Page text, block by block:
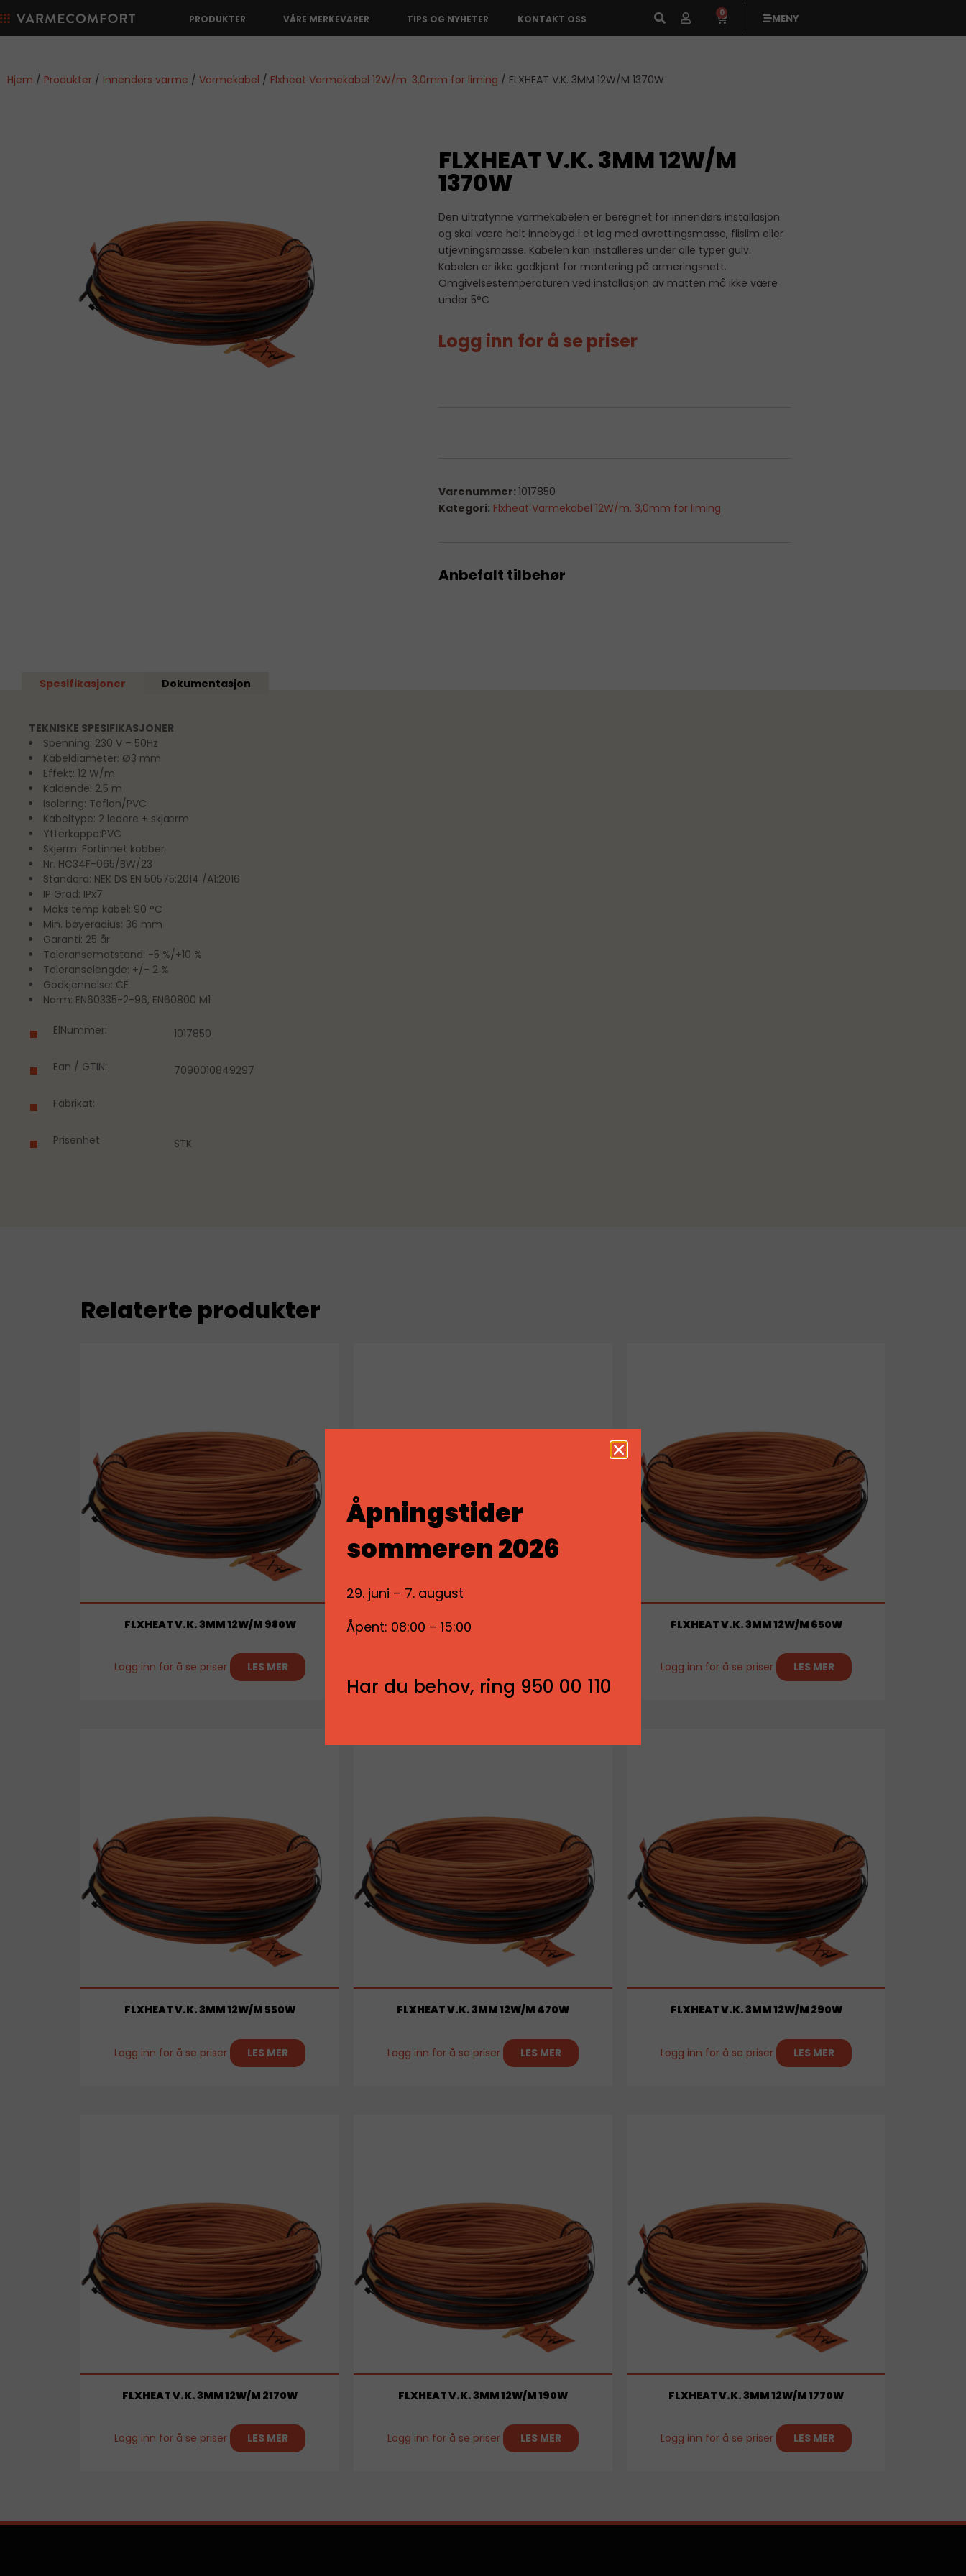
PRODUKTER VÅRE MERKEVARER TIPS OG NYHETER KONTAKT OSS 0 MENY
Hjem / Produkter / Innendørs varme / Varmekabel / Flxheat Varmekabel 12W/m. 3,0mm for liming / FLXHEAT V.K. 3MM 12W/M 1370W
FLXHEAT V.K. 3MM 12W/M
1370W
Den ultratynne varmekabelen er beregnet for innendørs installasjon
og skal være helt innebygd i et lag med avrettingsmasse, flislim eller
utjevningsmasse. Kabelen kan installeres under alle typer gulv.
Kabelen er ikke godkjent for montering på armeringsnett.
Omgivelsestemperaturen ved installasjon av matten må ikke være
under 5°C
Logg inn for å se priser
Varenummer: 1017850
Kategori: Flxheat Varmekabel 12W/m. 3,0mm for liming
Anbefalt tilbehør
Spesifikasjoner Dokumentasjon
TEKNISKE SPESIFIKASJONER
Spenning: 230 V – 50Hz
Kabeldiameter: Ø3 mm
Effekt: 12 W/m
Kaldende: 2,5 m
Isolering: Teflon/PVC
Kabeltype: 2 ledere + skjærm
Ytterkappe:PVC
Skjerm: Fortinnet kobber
Nr. HC34F-065/BW/23
Standard: NEK DS EN 50575:2014 /A1:2016
IP Grad: IPx7
Maks temp kabel: 90 °C
Min. bøyeradius: 36 mm
Garanti: 25 år
Toleransemotstand: -5 %/+10 %
Toleranselengde: +/- 2 %
Godkjennelse: CE
Norm: EN60335-2-96, EN60800 M1
ElNummer: 1017850
Ean / GTIN: 7090010849297
Fabrikat:
Prisenhet STK
Relaterte produkter
FLXHEAT V.K. 3MM 12W/M 980W
Logg inn for å se priser LES MER
FLXHEAT V.K. 3MM 12W/M 840W FLXHEAT V.K. 3MM 12W/M 650W
Logg inn for å se priser LES MER
FLXHEAT V.K. 3MM 12W/M 550W
Logg inn for å se priser LES MER
FLXHEAT V.K. 3MM 12W/M 470W
Logg inn for å se priser LES MER
FLXHEAT V.K. 3MM 12W/M 290W
Logg inn for å se priser LES MER
FLXHEAT V.K. 3MM 12W/M 2170W
Logg inn for å se priser LES MER
FLXHEAT V.K. 3MM 12W/M 190W
Logg inn for å se priser LES MER
FLXHEAT V.K. 3MM 12W/M 1770W
Logg inn for å se priser LES MER
Åpningstider
sommeren 2026
29. juni – 7. august
Åpent: 08:00 – 15:00
Har du behov, ring 950 00 110